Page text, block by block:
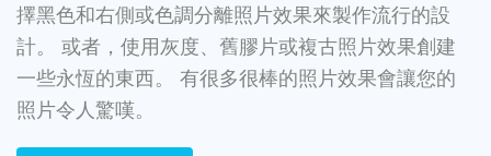
擇黑色和右側或色調分離照片效果來製作流行的設
計。 或者，使用灰度、舊膠片或複古照片效果創建
一些永恆的東西。 有很多很棒的照片效果會讓您的
照片令人驚嘆。